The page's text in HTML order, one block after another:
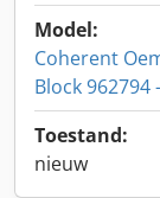
Model:
Coherent
Block 962794
Toestand:
nieuw